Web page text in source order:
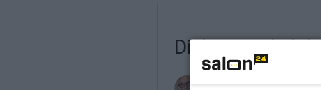
Dialog smoleński